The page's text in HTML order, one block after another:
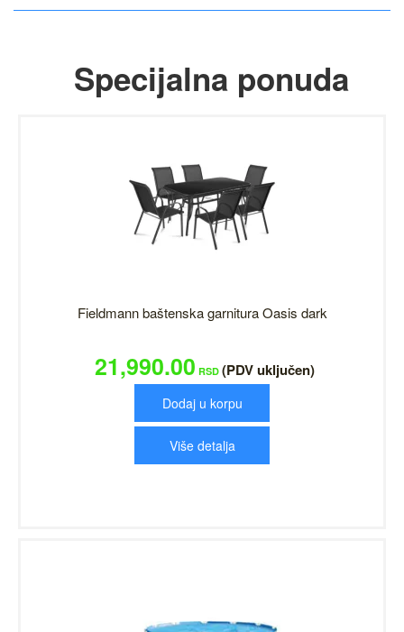
Specijalna ponuda
Fieldmann baštenska garnitura Oasis dark
21,990.00 RSD (PDV uključen)
Dodaj u korpu
Više detalja